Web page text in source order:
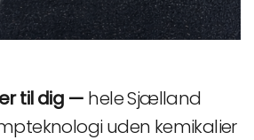
til dig — hele Sjælland
uden kemikalier